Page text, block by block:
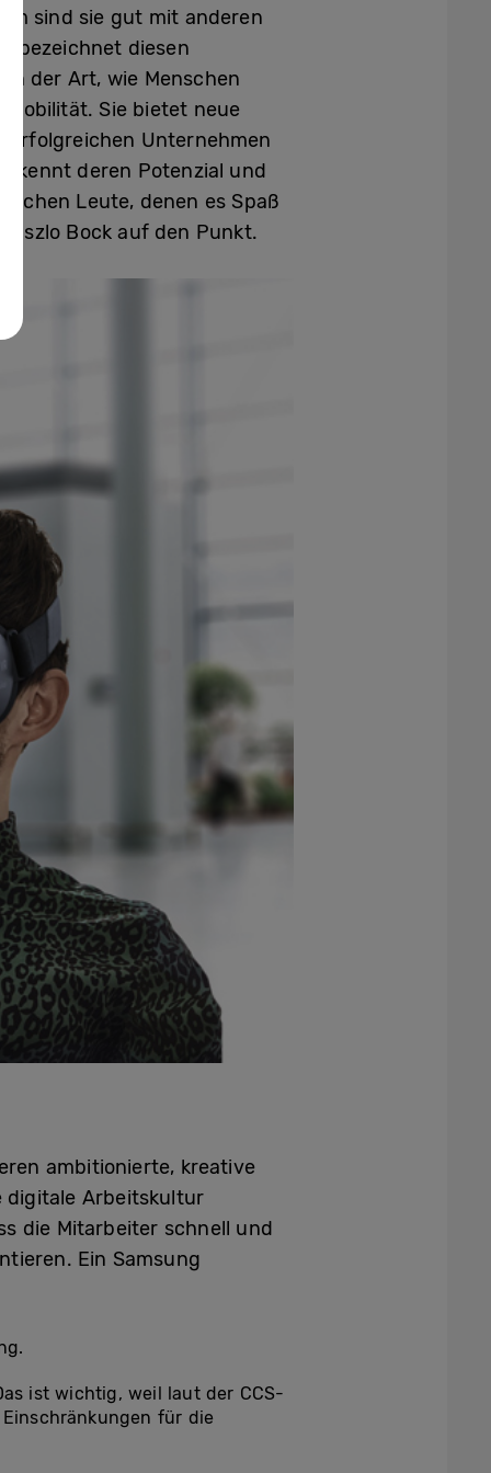
sind sie gut mit anderen
bezeichnet diesen
der Art, wie Menschen
Sie bietet neue
erfolgreichen Unternehmen
deren Potenzial und
Leute, denen es Spaß
Bock auf den Punkt.
ambitionierte, kreative
digitale Arbeitskultur
die Mitarbeiter schnell und
Ein Samsung
ist wichtig, weil laut der CCS-
für die